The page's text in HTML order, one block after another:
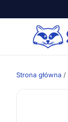
Strona główna /